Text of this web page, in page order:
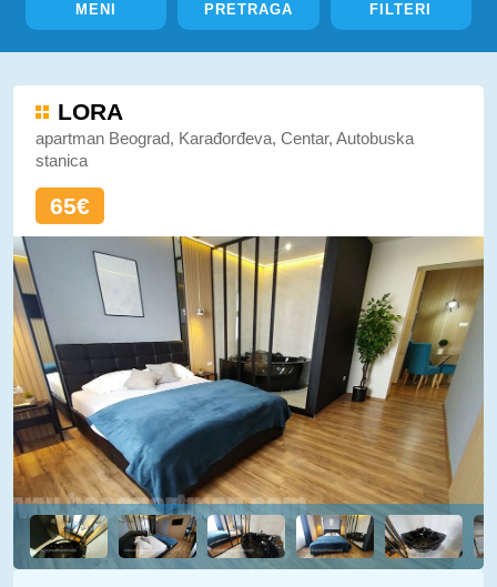
MENI PRETRAGA FILTERI
LORA
apartman Beograd, Karađorđeva, Centar, Autobuska
stanica
65€